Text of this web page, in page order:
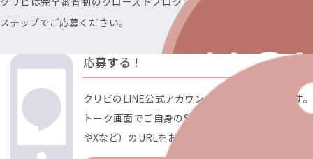
ステップでご応募ください。
応募する！
クリビのLINE公式アカウントを友だち追加します。
トーク画面でご自身のSNSアカウント（Instagram
やXなど）のURLをお伝えください。